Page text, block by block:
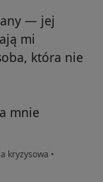
— jej
mi
która nie
mnie
kryzysowa •